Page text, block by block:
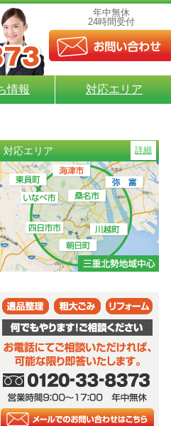
年中無休
24時間受付
情報 対応エリア
対応エリア 詳細